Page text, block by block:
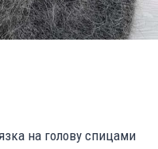
на голову спицами